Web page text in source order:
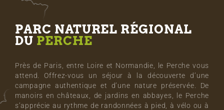
PARC NATUREL RÉGIONAL
DU PERCHE
Près de Paris, entre Loire et Normandie, le Perche vous
attend. Offrez-vous un séjour à la découverte d’une
campagne authentique et d’une nature préservée. De
manoirs en châteaux, de jardins en abbayes, le Perche
s’apprécie au rythme de randonnées à pied, à vélo ou à